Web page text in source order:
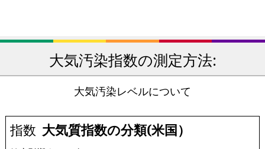
大気汚染指数の測定方法:
大気汚染レベルについて
指数 大気質指数の分類(米国）